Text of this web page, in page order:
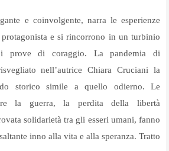
e coinvolgente, narra le esperienze
protagonista e si rincorrono in un turbinio
prove di coraggio. La pandemia di
nell’autrice Chiara Cruciani la
storico simile a quello odierno. Le
la guerra, la perdita della libertà
solidarietà tra gli esseri umani, fanno
inno alla vita e alla speranza. Tratto